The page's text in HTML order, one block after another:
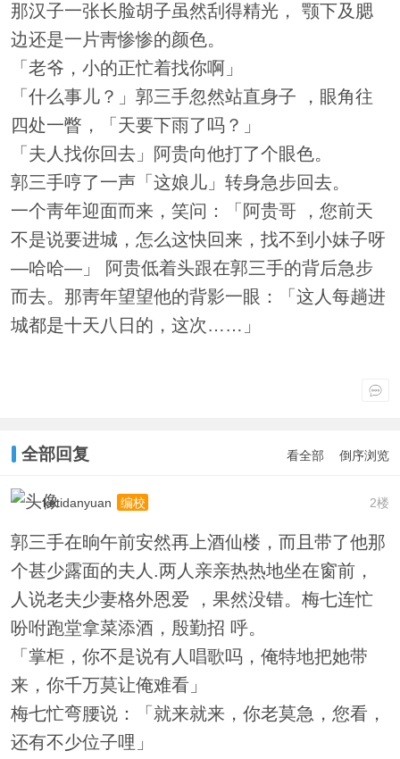
那汉子一张长脸胡子虽然刮得精光， 颚下及腮
边还是一片靑惨惨的颜色。
「老爷，小的正忙着找你啊」
「什么事儿？」郭三手忽然站直身子 ，眼角往
四处一瞥，「天要下雨了吗？」
「夫人找你回去」阿贵向他打了个眼色。
郭三手哼了一声「这娘儿」转身急步回去。
一个靑年迎面而来，笑问：「阿贵哥 ，您前天
不是说要进城，怎么这快回来，找不到小妹子呀
—哈哈—」 阿贵低着头跟在郭三手的背后急步
而去。那靑年望望他的背影一眼：「这人每趟进
城都是十天八日的，这次……」
全部回复 看全部 倒序浏览
2楼
ketidanyuan 编校
郭三手在晌午前安然再上酒仙楼，而且带了他那
个甚少露面的夫人.两人亲亲热热地坐在窗前，
人说老夫少妻格外恩爱 ，果然没错。梅七连忙
吩咐跑堂拿菜添酒，殷勤招 呼。
「掌柜，你不是说有人唱歌吗，俺特地把她带
来，你千万莫让俺难看」
梅七忙弯腰说：「就来就来，你老莫急，您看，
还有不少位子哩」